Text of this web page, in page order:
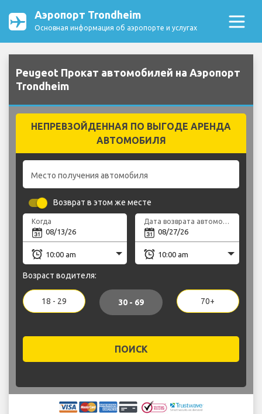
Аэропорт Trondheim
Основная информация об аэропорте и услугах
Peugeot Прокат автомобилей на Аэропорт
Trondheim
НЕПРЕВЗОЙДЕННАЯ ПО ВЫГОДЕ АРЕНДА
АВТОМОБИЛЯ
Место получения автомобиля
Возврат в этом же месте
Когда Дата возврата автомобиля
Возраст водителя:
18 - 29 30 - 69 70+
ПОИСК